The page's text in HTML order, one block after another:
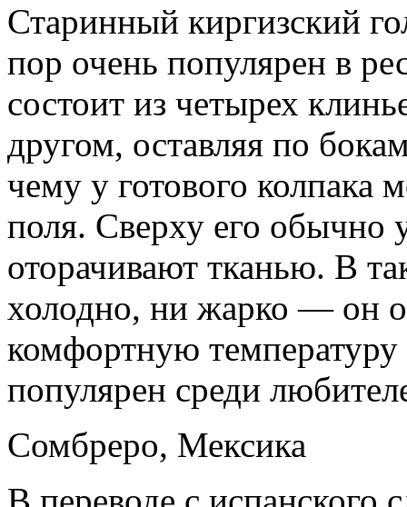
Старинный киргизский
пор очень популярен в
состоит из четырех
другом, оставляя по
чему у готового колпака
поля. Сверху его обычно
оторачивают тканью. В
холодно, ни жарко — он
комфортную
популярен среди
Сомбреро, Мексика